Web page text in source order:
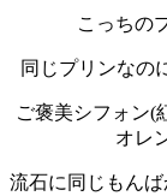
こっちの
同じプリンなの
ご褒美シフォン(
オレ
流石に同じもん